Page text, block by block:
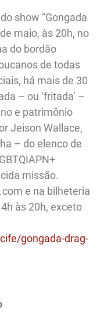
show “Gongada
maio, às 20h, no
do bordão
de todas
há mais de 30
– ou ‘fritada’ –
e patrimônio
Jeison Wallace,
– do elenco de
missão.
e na bilheteria
às 20h, exceto
gongada-drag-